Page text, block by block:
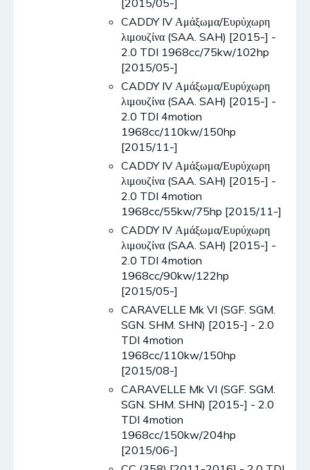
CADDY IV Αμάξωμα/Ευρύχωρη
λιμουζίνα (SAA. SAH) [2015-] -
2.0 TDI 1968cc/75kw/102hp
[2015/05-]
CADDY IV Αμάξωμα/Ευρύχωρη
λιμουζίνα (SAA. SAH) [2015-] -
2.0 TDI 4motion
1968cc/110kw/150hp
[2015/11-]
CADDY IV Αμάξωμα/Ευρύχωρη
λιμουζίνα (SAA. SAH) [2015-] -
2.0 TDI 4motion
1968cc/55kw/75hp [2015/11-]
CADDY IV Αμάξωμα/Ευρύχωρη
λιμουζίνα (SAA. SAH) [2015-] -
2.0 TDI 4motion
1968cc/90kw/122hp
[2015/05-]
CARAVELLE Mk VI (SGF. SGM.
SGN. SHM. SHN) [2015-] - 2.0
TDI 4motion
1968cc/110kw/150hp
[2015/08-]
CARAVELLE Mk VI (SGF. SGM.
SGN. SHM. SHN) [2015-] - 2.0
TDI 4motion
1968cc/150kw/204hp
[2015/06-]